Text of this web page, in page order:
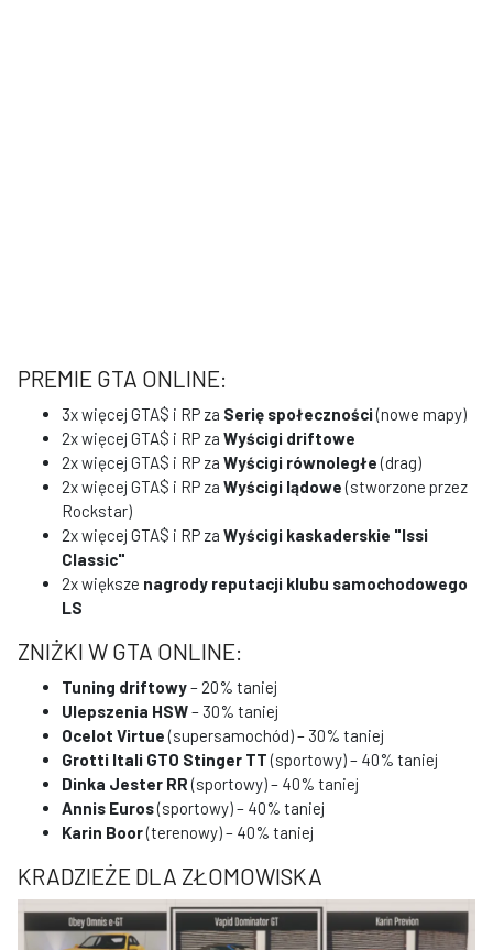
PREMIE GTA ONLINE:
3x więcej GTA$ i RP za Serię społeczności(nowe mapy)
2x więcej GTA$ i RP za Wyścigi driftowe
2x więcej GTA$ i RP za Wyścigi równoległe(drag)
2x więcej GTA$ i RP za Wyścigi lądowe(stworzone przez
Rockstar)
2x więcej GTA$ i RP za Wyścigi kaskaderskie "Issi
Classic"
2x większe nagrody reputacji klubu samochodowego
LS
ZNIŻKI W GTA ONLINE:
Tuning driftowy– 20% taniej
Ulepszenia HSW– 30% taniej
Ocelot Virtue(supersamochód) – 30% taniej
Grotti Itali GTO Stinger TT(sportowy) – 40% taniej
Dinka Jester RR(sportowy) – 40% taniej
Annis Euros(sportowy) – 40% taniej
Karin Boor(terenowy) – 40% taniej
KRADZIEŻE DLA ZŁOMOWISKA